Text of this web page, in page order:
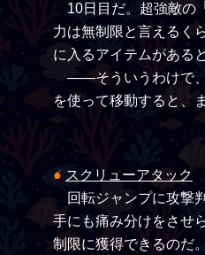
10日目だ。超強敵の
力は無制限と言えるく
に入るアイテムがある
――そういうわけで、
を使って移動すると、
⚡ スクリューアタック
回転ジャンプに攻撃
手にも痛み分けをさせ
制限に獲得できるのだ